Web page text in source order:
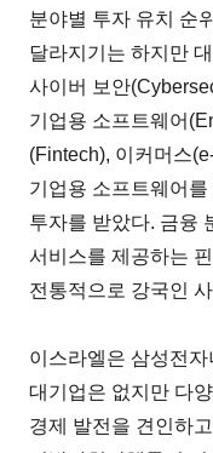
분야별 투자 유치 순
달라지기는 하지만
사이버 보안
기업용 소프트웨어
(Fintech), 이커머스
기업용 소프트웨어
투자를 받았다. 금융
서비스를 제공하는
전통적으로 강국인
이스라엘은 삼성전
대기업은 없지만 다
경제 발전을 견인하